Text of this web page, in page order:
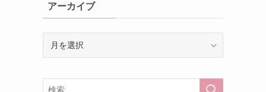
アーカイブ
イ